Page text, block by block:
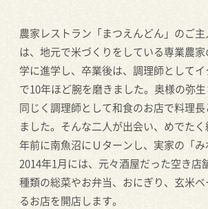
農家レストラン「まつえんどん」のご
は、地元で米づくりをしている専業農
学に進学し、卒業後は、調理師として
で10年ほど腕を磨きました。奥様の弥生
同じく調理師として和食のお店で料理
ました。そんな二人が出会い、めでた
年前に南魚沼にＵターンし、実家の「み
2014年1月には、元々酒屋だった空き店
種類の総菜やお弁当、おにぎり、玄米
るお店を開店します。